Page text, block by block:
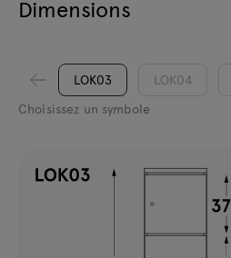
Dimensions
LOK03 LOK04
Choisissez un symbole